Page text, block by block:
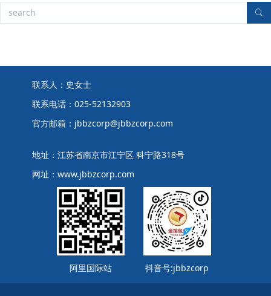
联系人：史女士
联系电话：025-52132903
官方邮箱：jbbzcorp@jbbzcorp.com
地址：江苏省南京市江宁区 科宁路318号
网址：www.jbbzcorp.com
阿里国际站 抖音号:jbbzcorp